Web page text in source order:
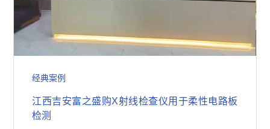
经典案例
江西吉安富之盛购X射线检查仪用于柔性电路板
检测